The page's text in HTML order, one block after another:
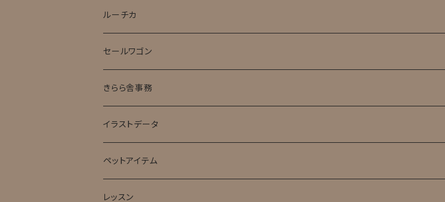
ルーチカ
セールワゴン
きらら舎事務
イラストデータ
ペットアイテム
レッスン